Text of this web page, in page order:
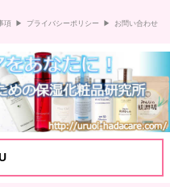
項 プライバシーポリシー
お問い合わせ